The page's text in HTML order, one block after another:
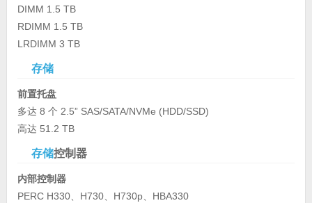
DIMM 1.5 TB
RDIMM 1.5 TB
LRDIMM 3 TB
存储
前置托盘
多达 8 个 2.5” SAS/SATA/NVMe (HDD/SSD)
高达 51.2 TB
存储控制器
内部控制器
PERC H330、H730、H730p、HBA330